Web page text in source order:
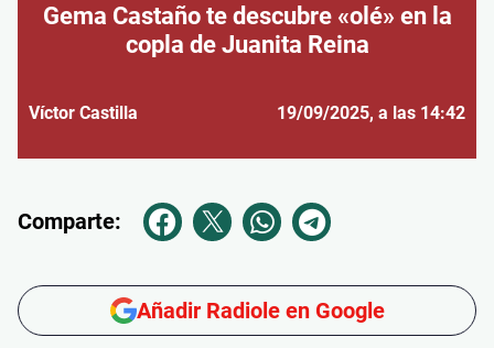
Gema Castaño te descubre «olé» en la
copla de Juanita Reina
Víctor Castilla 19/09/2025, a las 14:42
Comparte:
Añadir Radiole en Google